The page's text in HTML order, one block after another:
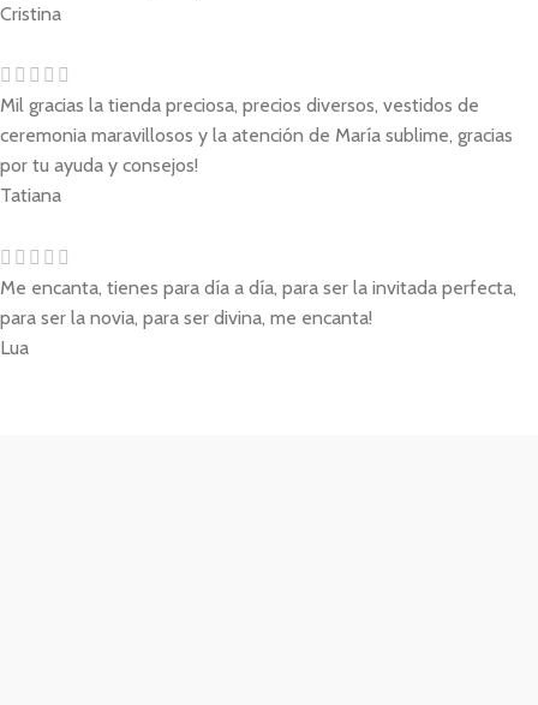
Cristina
Mil gracias la tienda preciosa, precios diversos, vestidos de
ceremonia maravillosos y la atención de María sublime, gracias
por tu ayuda y consejos!
Tatiana
Me encanta, tienes para día a día, para ser la invitada perfecta,
para ser la novia, para ser divina, me encanta!
Lua